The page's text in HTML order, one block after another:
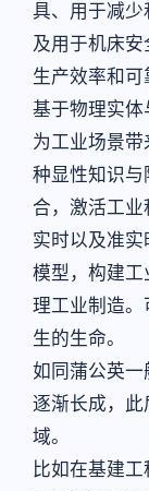
具、用于减
及用于机床
生产效率和可
基于物理实体
为工业场景
种显性知识
合，激活工
实时以及准
模型，构建
理工业制造
生的生命。
如同蒲公英
逐渐长成，
域。
比如在基建